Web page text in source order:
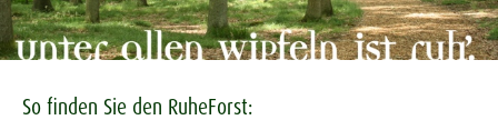
So finden Sie den RuheForst: